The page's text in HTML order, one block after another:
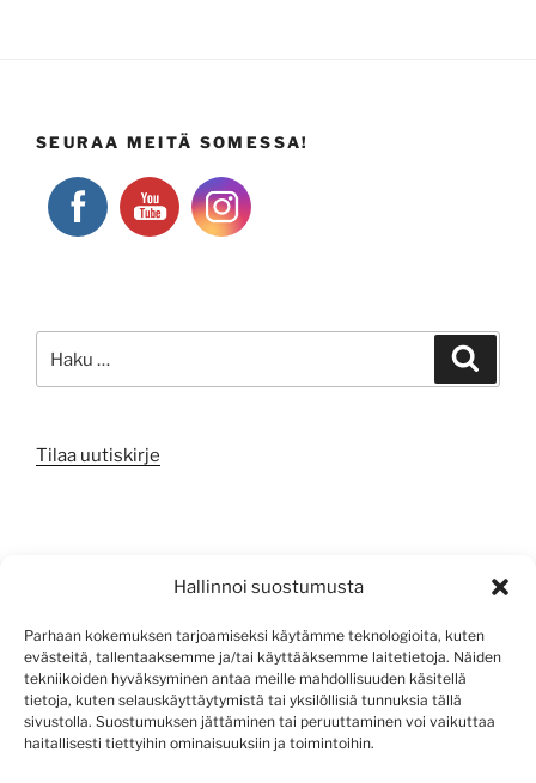
Hallinnoi suostumusta
Parhaan kokemuksen tarjoamiseksi käytämme teknologioita, kuten
evästeitä, tallentaaksemme ja/tai käyttääksemme laitetietoja. Näiden
tekniikoiden hyväksyminen antaa meille mahdollisuuden käsitellä
tietoja, kuten selauskäyttäytymistä tai yksilöllisiä tunnuksia tällä
sivustolla. Suostumuksen jättäminen tai peruuttaminen voi vaikuttaa
haitallisesti tiettyihin ominaisuuksiin ja toimintoihin.
SEURAA MEITÄ SOMESSA!
Tilaa uutiskirje
Sisältösyöte
Kommenttisyöte